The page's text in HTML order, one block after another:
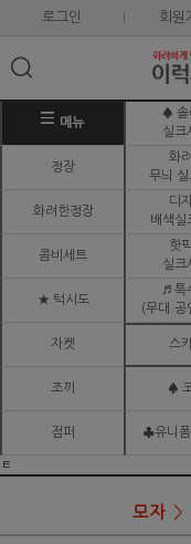
로그인 회원
메뉴
♠ 솔
실크
정장
화
무늬 실
화려한정장
디
배색실
콤비세트
핫
실크
★ 턱시도
♬ 특
(무대.공
자켓 스
조끼 ♠
점퍼 ♣유니
ㅌ
모자